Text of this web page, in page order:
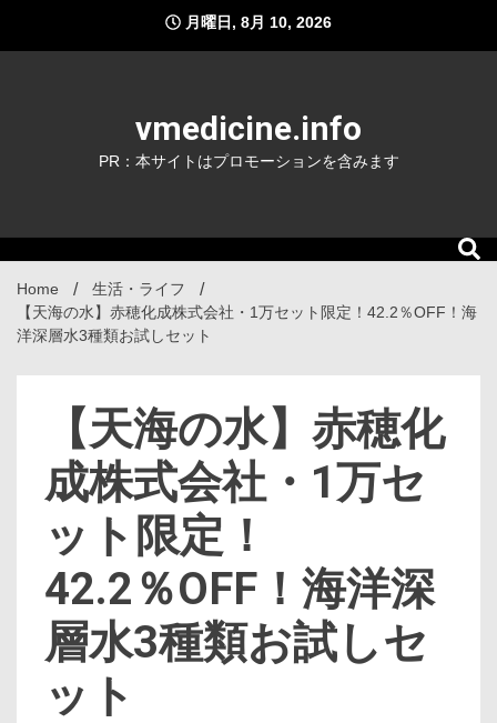
content
月曜日, 8月 10, 2026
vmedicine.info
PR：本サイトはプロモーションを含みます
Home
生活・ライフ
【天海の水】赤穂化成株式会社・1万セット限定！42.2％OFF！海
洋深層水3種類お試しセット
【天海の水】赤穂化
成株式会社・1万セ
ット限定！
42.2％OFF！海洋深
層水3種類お試しセ
ット